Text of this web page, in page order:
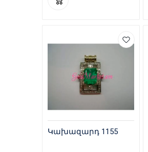
Կախազարդ 1155